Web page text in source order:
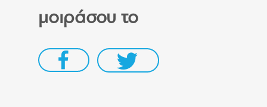
μοιράσου το